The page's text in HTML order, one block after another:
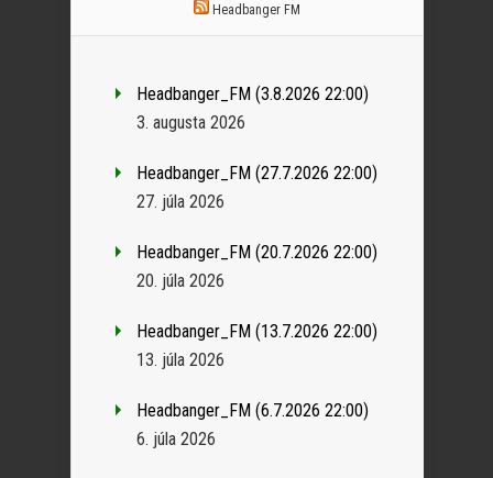
Headbanger FM
Headbanger_FM (3.8.2026 22:00)
3. augusta 2026
Headbanger_FM (27.7.2026 22:00)
27. júla 2026
Headbanger_FM (20.7.2026 22:00)
20. júla 2026
Headbanger_FM (13.7.2026 22:00)
13. júla 2026
Headbanger_FM (6.7.2026 22:00)
6. júla 2026